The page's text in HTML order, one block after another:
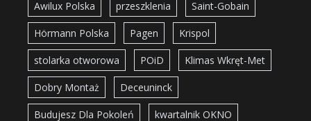
Awilux Polska przeszklenia Saint-Gobain
Hörmann Polska Pagen Krispol
stolarka otworowa POiD Klimas Wkręt-Met
Dobry Montaż Deceuninck
Budujesz Dla Pokoleń kwartalnik OKNO